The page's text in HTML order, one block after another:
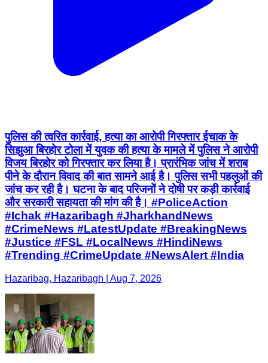
पुलिस की त्वरित कार्रवाई, हत्या का आरोपी गिरफ्तार ईचाक के
सिझुआ बिरहोर टोला में युवक की हत्या के मामले में पुलिस ने आरोपी
विजय बिरहोर को गिरफ्तार कर लिया है। प्रारंभिक जांच में शराब
पीने के दौरान विवाद की बात सामने आई है। पुलिस सभी पहलुओं की
जांच कर रही है। घटना के बाद परिजनों ने दोषी पर कड़ी कार्रवाई
और सरकारी सहायता की मांग की है। #PoliceAction
#Ichak #Hazaribagh #JharkhandNews
#CrimeNews #LatestUpdate #BreakingNews
#Justice #FSL #LocalNews #HindiNews
#Trending #CrimeUpdate #NewsAlert #India
Hazaribag, Hazaribagh | Aug 7, 2026